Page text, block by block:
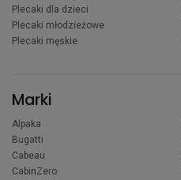
Plecaki dla dzieci
Plecaki młodzieżowe
Plecaki męskie
Marki
Alpaka
Bugatti
Cabeau
CabinZero